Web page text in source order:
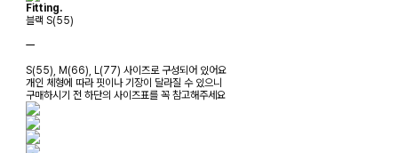
Fitting.
블랙 S(55)
ㅡ
S(55), M(66), L(77) 사이즈로 구성되어 있어요
개인 체형에 따라 핏이나 기장이 달라질 수 있으니
구매하시기 전 하단의 사이즈표를 꼭 참고해주세요